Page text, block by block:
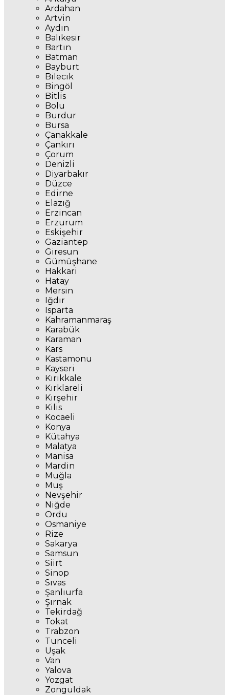
Ardahan
Artvin
Aydın
Balıkesir
Bartın
Batman
Bayburt
Bilecik
Bingöl
Bitlis
Bolu
Burdur
Bursa
Çanakkale
Çankırı
Çorum
Denizli
Diyarbakır
Düzce
Edirne
Elazığ
Erzincan
Erzurum
Eskişehir
Gaziantep
Giresun
Gümüşhane
Hakkari
Hatay
Mersin
Iğdır
Isparta
Kahramanmaraş
Karabük
Karaman
Kars
Kastamonu
Kayseri
Kırıkkale
Kırklareli
Kırşehir
Kilis
Kocaeli
Konya
Kütahya
Malatya
Manisa
Mardin
Muğla
Muş
Nevşehir
Niğde
Ordu
Osmaniye
Rize
Sakarya
Samsun
Siirt
Sinop
Sivas
Şanlıurfa
Şırnak
Tekirdağ
Tokat
Trabzon
Tunceli
Uşak
Van
Yalova
Yozgat
Zonguldak